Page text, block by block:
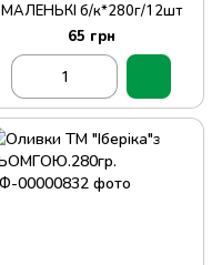
МАЛЕНЬКІ б/к*280г/12шт
65 грн